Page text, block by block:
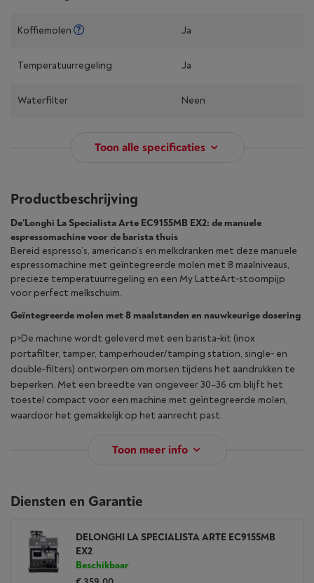
Koffiemolen Ja
Temperatuurregeling Ja
Waterfilter Neen
Toon alle specificaties
Productbeschrijving
De’Longhi La Specialista Arte EC9155MB EX2: de manuele
espressomachine voor de barista thuis
Bereid espresso’s, americano’s en melkdranken met deze manuele
espressomachine met geïntegreerde molen met 8 maalniveaus,
precieze temperatuurregeling en een My LatteArt‑stoompijp
voor perfect melkschuim.
Geïntegreerde molen met 8 maalstanden en nauwkeurige dosering
p>De machine wordt geleverd met een barista‑kit (inox
portafilter, tamper, tamperhouder/tamping station, single‑ en
double‑filters) ontworpen om morsen tijdens het aandrukken te
beperken. Met een breedte van ongeveer 30–36 cm blijft het
toestel compact voor een machine met geïntegreerde molen,
waardoor het gemakkelijk op het aanrecht past.
Toon meer info
Diensten en Garantie
DELONGHI LA SPECIALISTA ARTE EC9155MB
EX2
Beschikbaar